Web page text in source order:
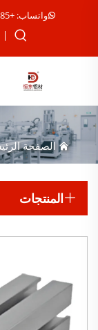
واتساب: +85-262159883
الصفحة
المنتجات